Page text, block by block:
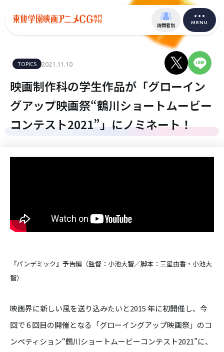
訪問者別 MENU
TOPICS 2021.11.10
映画制作科の学生作品が「グローイン
グアップ映画祭“鶴川ショートムービー
コンテスト2021”」にノミネート！
『パンデミック』予告編（監督：小池大智／脚本：三星由香・小池大
智）
映画界に新しい風を送り込みたいと2015 年に初開催し、今
回で 6 回目の開催となる「グローイングアップ映画祭」のコ
ンペティション“鶴川ショートムービーコンテスト2021”に、